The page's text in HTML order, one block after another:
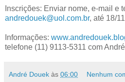
Inscrições: Enviar nome, e-mail e
andredouek@uol.com.br, até 18/
Informações:
telefone (11) 9113-5311 com
André Douek às 06:00 Nenhum